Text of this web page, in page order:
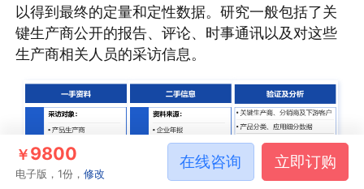
以得到最终的定量和定性数据。研究一般包括了关
键生产商公开的报告、评论、时事通讯以及对这些
生产商相关人员的采访信息。
￥9800
电子版，1份，修改
在线咨询 立即订购